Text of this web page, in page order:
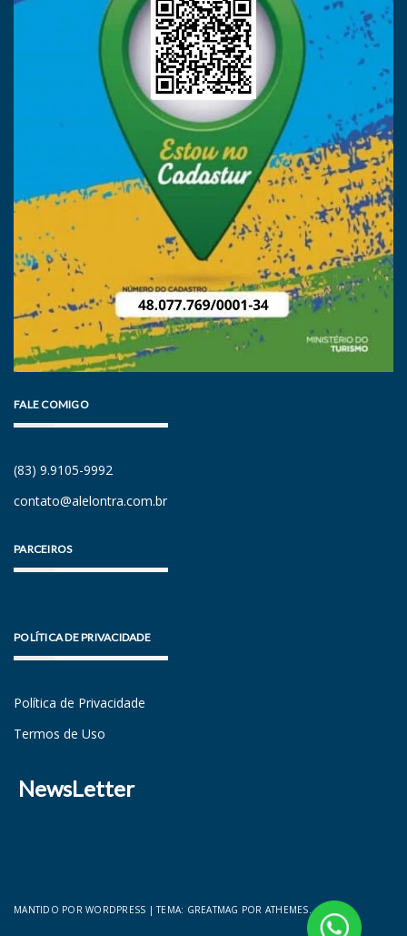
FALE COMIGO
(83) 9.9105-9992
contato@alelontra.com.br
PARCEIROS
POLÍTICA DE PRIVACIDADE
Política de Privacidade
Termos de Uso
NewsLetter
MANTIDO POR WORDPRESS |TEMA: GREATMAG POR ATHEMES.